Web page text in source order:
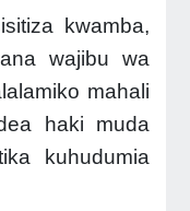
kwamba,
wajibu wa
mahali
haki muda
kuhudumia